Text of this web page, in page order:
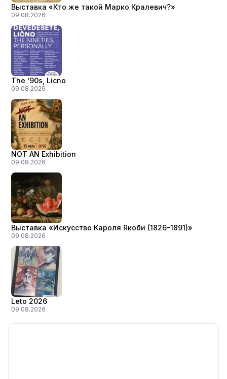
Выставка «Кто же такой Марко Кралевич?»
09.08.2026
The '90s, Licno
09.08.2026
NOT AN Exhibition
09.08.2026
Выставка «Искусство Кароля Якоби (1826–1891)»
09.08.2026
Leto 2026
09.08.2026